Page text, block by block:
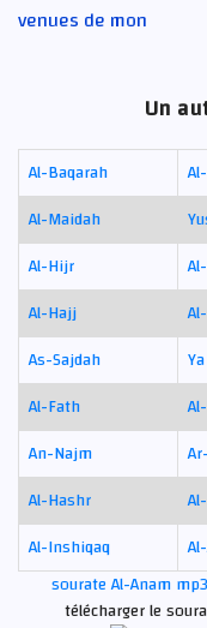
venues de mon
Un
Al-Baqarah
Al-Maidah
Al-Hijr
Al-Hajj
As-Sajdah
Al-Fath
An-Najm
Al-Hashr
Al-Inshiqaq
sourate Al-Anam
télécharger le